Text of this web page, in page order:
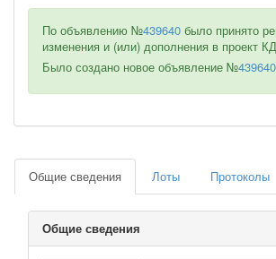
По объявлению №439640 было принято
изменения и (или) дополнения в проект КД
Было создано новое объявление №439640
Общие сведения Лоты Протоколы
Общие сведения